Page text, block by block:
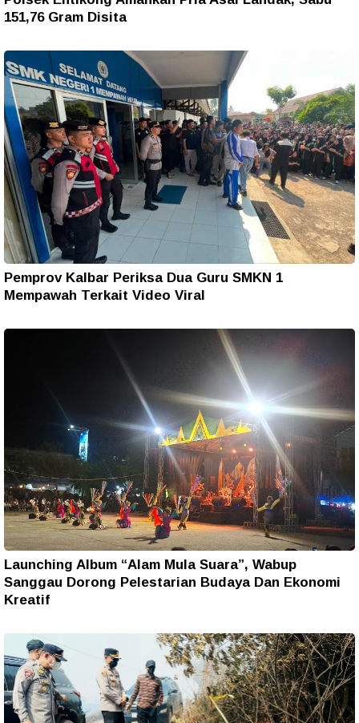
151,76 Gram Disita
Pemprov Kalbar Periksa Dua Guru SMKN 1
Mempawah Terkait Video Viral
Launching Album “Alam Mula Suara”, Wabup
Sanggau Dorong Pelestarian Budaya Dan Ekonomi
Kreatif